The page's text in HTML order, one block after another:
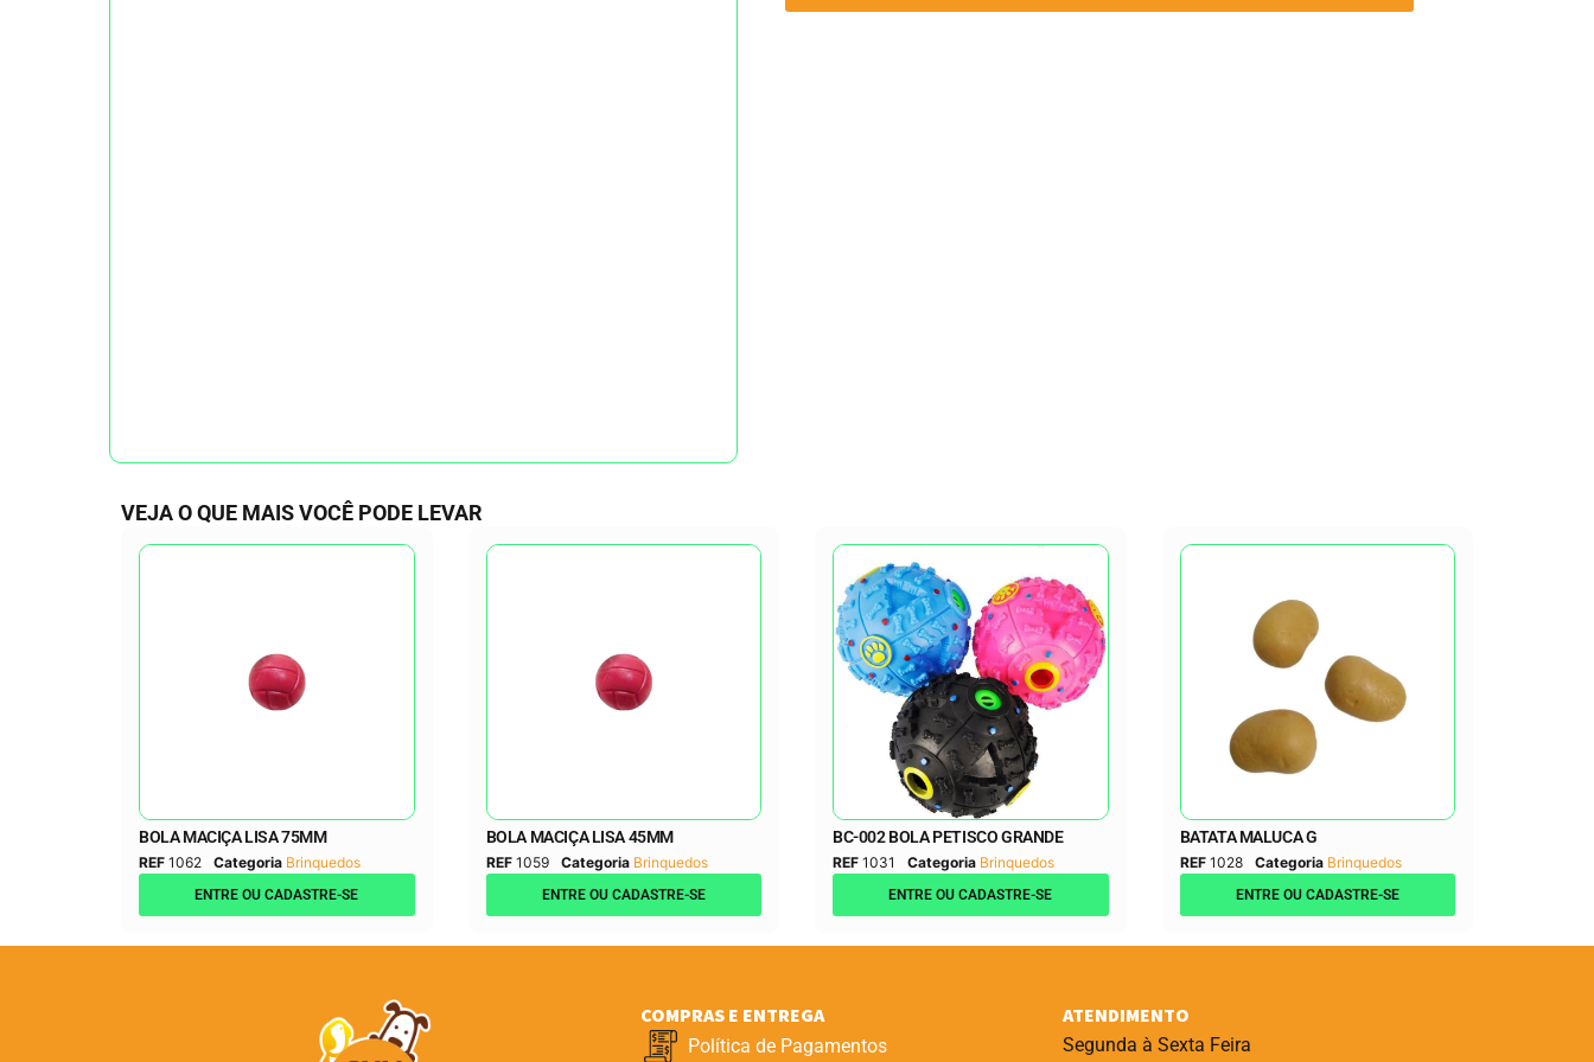
VEJA O QUE MAIS VOCÊ PODE LEVAR
BOLA MACIÇA LISA 75MM
REF 1062 Categoria Brinquedos
ENTRE OU CADASTRE-SE
BOLA MACIÇA LISA 45MM
REF 1059 Categoria Brinquedos
ENTRE OU CADASTRE-SE
BC-002 BOLA PETISCO GRANDE
REF 1031 Categoria Brinquedos
ENTRE OU CADASTRE-SE
BATATA MALUCA G
REF 1028 Categoria Brinquedos
ENTRE OU CADASTRE-SE
COMPRAS E ENTREGA
Política de Pagamentos
ATENDIMENTO
Segunda à Sexta Feira